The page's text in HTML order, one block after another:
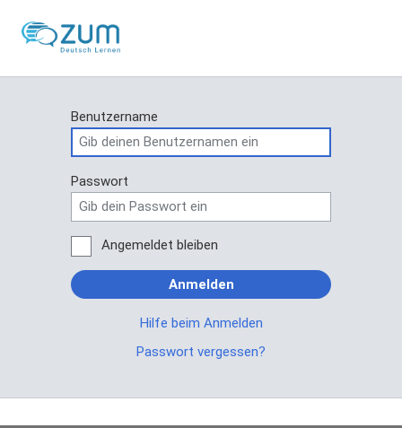
Benutzername
Passwort
Angemeldet bleiben
Anmelden
Hilfe beim Anmelden
Passwort vergessen?